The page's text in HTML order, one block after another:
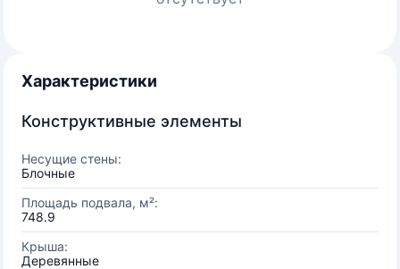
Характеристики
Конструктивные элементы
Несущие стены:
Блочные
Площадь подвала, м²:
748.9
Крыша:
Деревянные